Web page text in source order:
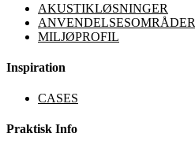
AKUSTIKLØSNINGER
ANVENDELSESOMRÅDER
MILJØPROFIL
Inspiration
CASES
Praktisk Info